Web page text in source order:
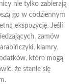
nie tylko zabierają
go w codziennym
ekspozycję. Jeśli
zamów
klamry,
które mogą
że stanie się